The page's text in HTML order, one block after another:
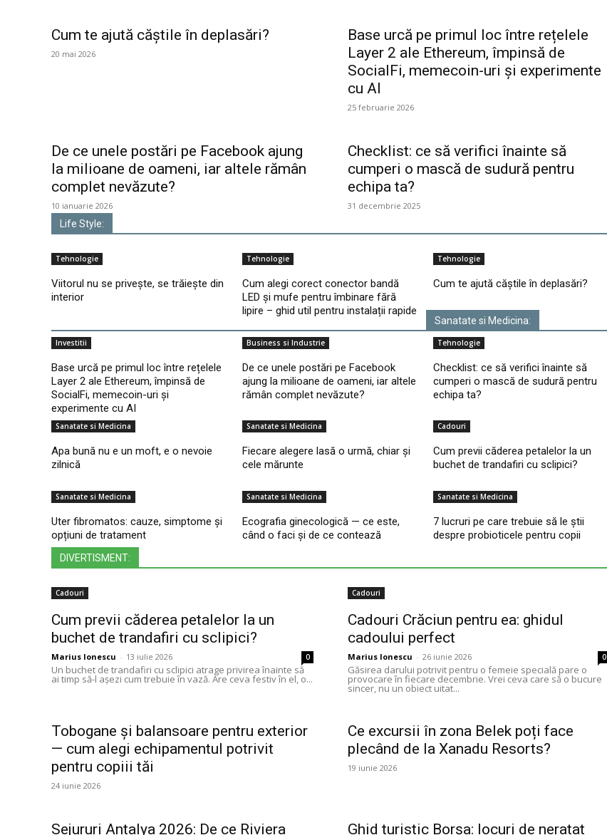
Cum te ajută căștile în deplasări?
20 mai 2026
Base urcă pe primul loc între rețelele
Layer 2 ale Ethereum, împinsă de
SocialFi, memecoin-uri și experimente
cu AI
25 februarie 2026
De ce unele postări pe Facebook ajung
la milioane de oameni, iar altele rămân
complet nevăzute?
10 ianuarie 2026
Checklist: ce să verifici înainte să
cumperi o mască de sudură pentru
echipa ta?
31 decembrie 2025
Life Style:
Tehnologie
Viitorul nu se privește, se trăiește din
interior
Tehnologie
Cum alegi corect conector bandă
LED și mufe pentru îmbinare fără
lipire – ghid util pentru instalații rapide
Tehnologie
Cum te ajută căștile în deplasări?
Investitii
Base urcă pe primul loc între rețelele
Layer 2 ale Ethereum, împinsă de
SocialFi, memecoin-uri și
experimente cu AI
Business si Industrie
De ce unele postări pe Facebook
ajung la milioane de oameni, iar altele
rămân complet nevăzute?
Tehnologie
Checklist: ce să verifici înainte să
cumperi o mască de sudură pentru
echipa ta?
Sanatate si Medicina:
Sanatate si Medicina
Apa bună nu e un moft, e o nevoie
zilnică
Sanatate si Medicina
Fiecare alegere lasă o urmă, chiar și
cele mărunte
Cadouri
Cum previi căderea petalelor la un
buchet de trandafiri cu sclipici?
Sanatate si Medicina
Uter fibromatos: cauze, simptome și
opțiuni de tratament
Sanatate si Medicina
Ecografia ginecologică — ce este,
când o faci și de ce contează
Sanatate si Medicina
7 lucruri pe care trebuie să le știi
despre probioticele pentru copii
DIVERTISMENT:
Cadouri
Cum previi căderea petalelor la un
buchet de trandafiri cu sclipici?
Marius Ionescu - 13 iulie 2026 0
Un buchet de trandafiri cu sclipici atrage privirea înainte să
ai timp să-l așezi cum trebuie în vază. Are ceva festiv în el, o...
Cadouri
Cadouri Crăciun pentru ea: ghidul
cadoului perfect
Marius Ionescu - 26 iunie 2026 0
Găsirea darului potrivit pentru o femeie specială pare o
provocare în fiecare decembrie. Vrei ceva care să o bucure
sincer, nu un obiect uitat...
Tobogane și balansoare pentru exterior
— cum alegi echipamentul potrivit
pentru copiii tăi
24 iunie 2026
Ce excursii în zona Belek poți face
plecând de la Xanadu Resorts?
19 iunie 2026
Sejururi Antalya 2026: De ce Riviera Ghid turistic Borșa: locuri de neratat